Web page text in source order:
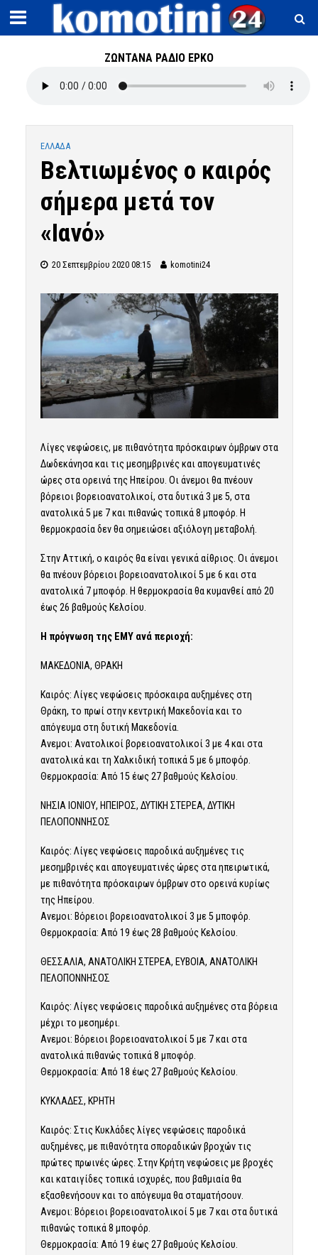
ΖΩΝΤΑΝΑ ΡΑΔΙΟ ΕΡΚΟ
ΕΛΛΑΔΑ
Βελτιωμένος ο καιρός
σήμερα μετά τον
«Ιανό»
20 Σεπτεμβρίου 2020 08:15 komotini24
Λίγες νεφώσεις, με πιθανότητα πρόσκαιρων όμβρων στα
Δωδεκάνησα και τις μεσημβρινές και απογευματινές
ώρες στα ορεινά της Ηπείρου. Οι άνεμοι θα πνέουν
βόρειοι βορειοανατολικοί, στα δυτικά 3 με 5, στα
ανατολικά 5 με 7 και πιθανώς τοπικά 8 μποφόρ. Η
θερμοκρασία δεν θα σημειώσει αξιόλογη μεταβολή.
Στην Αττική, ο καιρός θα είναι γενικά αίθριος. Οι άνεμοι
θα πνέουν βόρειοι βορειοανατολικοί 5 με 6 και στα
ανατολικά 7 μποφόρ. Η θερμοκρασία θα κυμανθεί από 20
έως 26 βαθμούς Κελσίου.
Η πρόγνωση της ΕΜΥ ανά περιοχή:
ΜΑΚΕΔΟΝΙΑ, ΘΡΑΚΗ
Καιρός: Λίγες νεφώσεις πρόσκαιρα αυξημένες στη
Θράκη, το πρωί στην κεντρική Μακεδονία και το
απόγευμα στη δυτική Μακεδονία.
Ανεμοι: Ανατολικοί βορειοανατολικοί 3 με 4 και στα
ανατολικά και τη Χαλκιδική τοπικά 5 με 6 μποφόρ.
Θερμοκρασία: Από 15 έως 27 βαθμούς Κελσίου.
ΝΗΣΙΑ ΙΟΝΙΟΥ, ΗΠΕΙΡΟΣ, ΔΥΤΙΚΗ ΣΤΕΡΕΑ, ΔΥΤΙΚΗ
ΠΕΛΟΠΟΝΝΗΣΟΣ
Καιρός: Λίγες νεφώσεις παροδικά αυξημένες τις
μεσημβρινές και απογευματινές ώρες στα ηπειρωτικά,
με πιθανότητα πρόσκαιρων όμβρων στο ορεινά κυρίως
της Ηπείρου.
Ανεμοι: Βόρειοι βορειοανατολικοί 3 με 5 μποφόρ.
Θερμοκρασία: Από 19 έως 28 βαθμούς Κελσίου.
ΘΕΣΣΑΛΙΑ, ΑΝΑΤΟΛΙΚΗ ΣΤΕΡΕΑ, ΕΥΒΟΙΑ, ΑΝΑΤΟΛΙΚΗ
ΠΕΛΟΠΟΝΝΗΣΟΣ
Καιρός: Λίγες νεφώσεις παροδικά αυξημένες στα βόρεια
μέχρι το μεσημέρι.
Ανεμοι: Βόρειοι βορειοανατολικοί 5 με 7 και στα
ανατολικά πιθανώς τοπικά 8 μποφόρ.
Θερμοκρασία: Από 18 έως 27 βαθμούς Κελσίου.
ΚΥΚΛΑΔΕΣ, ΚΡΗΤΗ
Καιρός: Στις Κυκλάδες λίγες νεφώσεις παροδικά
αυξημένες, με πιθανότητα σποραδικών βροχών τις
πρώτες πρωινές ώρες. Στην Κρήτη νεφώσεις με βροχές
και καταιγίδες τοπικά ισχυρές, που βαθμιαία θα
εξασθενήσουν και το απόγευμα θα σταματήσουν.
Ανεμοι: Βόρειοι βορειοανατολικοί 5 με 7 και στα δυτικά
πιθανώς τοπικά 8 μποφόρ.
Θερμοκρασία: Από 19 έως 27 βαθμούς Κελσίου.